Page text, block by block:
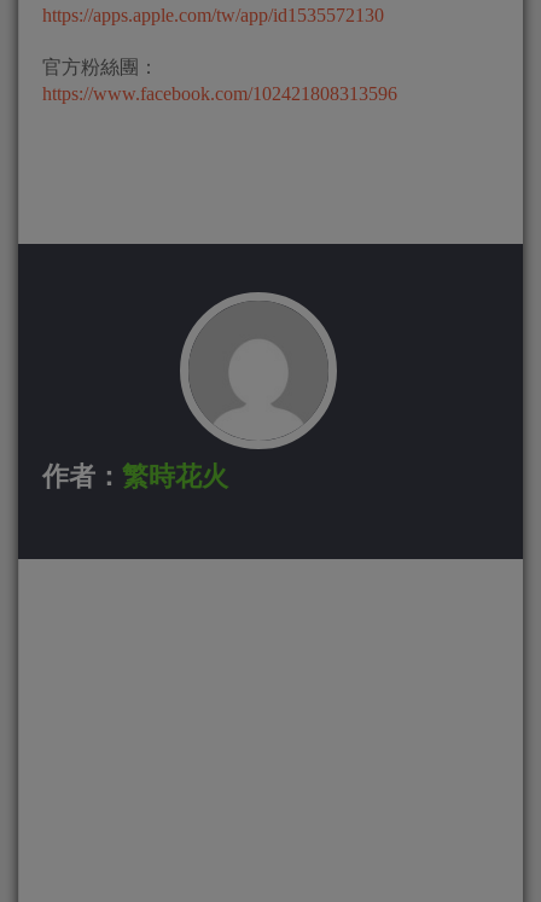
https://apps.apple.com/tw/app/id1535572130
官方粉絲團：
https://www.facebook.com/102421808313596
作者： 繁時花火